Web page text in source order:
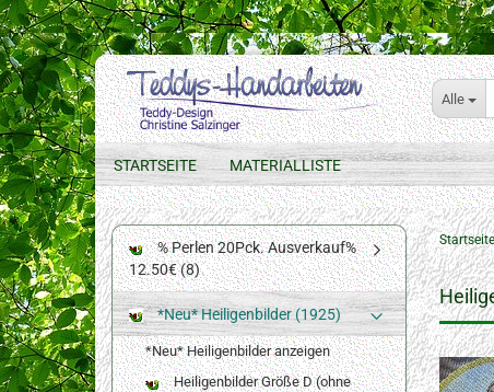
Alle
STARTSEITE MATERIALLISTE
Startseite
% Perlen 20Pck. Ausverkauf%
12.50€ (8)
*Neu* Heiligenbilder (1925)
*Neu* Heiligenbilder anzeigen
Heiligenbilder Größe D (ohne